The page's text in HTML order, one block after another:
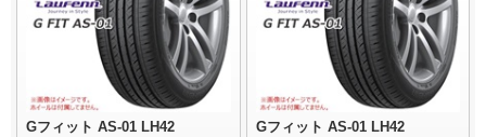
Gフィット AS-01 LH42 Gフィット AS-01 LH42